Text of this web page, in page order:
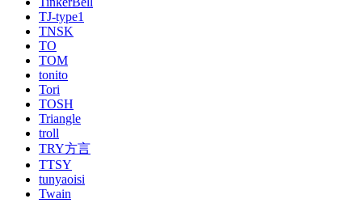
TJ-type1
TNSK
TO
TOM
tonito
Tori
TOSH
Triangle
troll
TRY方言
TTSY
tunyaoisi
Twain